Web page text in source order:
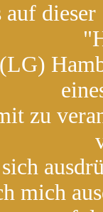
zu
sich
mich